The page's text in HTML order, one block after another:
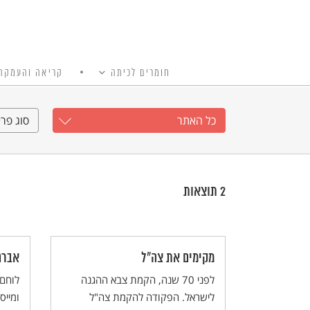
חומרים לכיתה קריאה
כל האתר סוג
2 תוצאות
מקימים את צה"ל
לפני 70 שנה, הקמת צבא ההגנה
לישראל. הפקודה להקמת צה"ל